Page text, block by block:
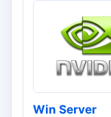
Win Server